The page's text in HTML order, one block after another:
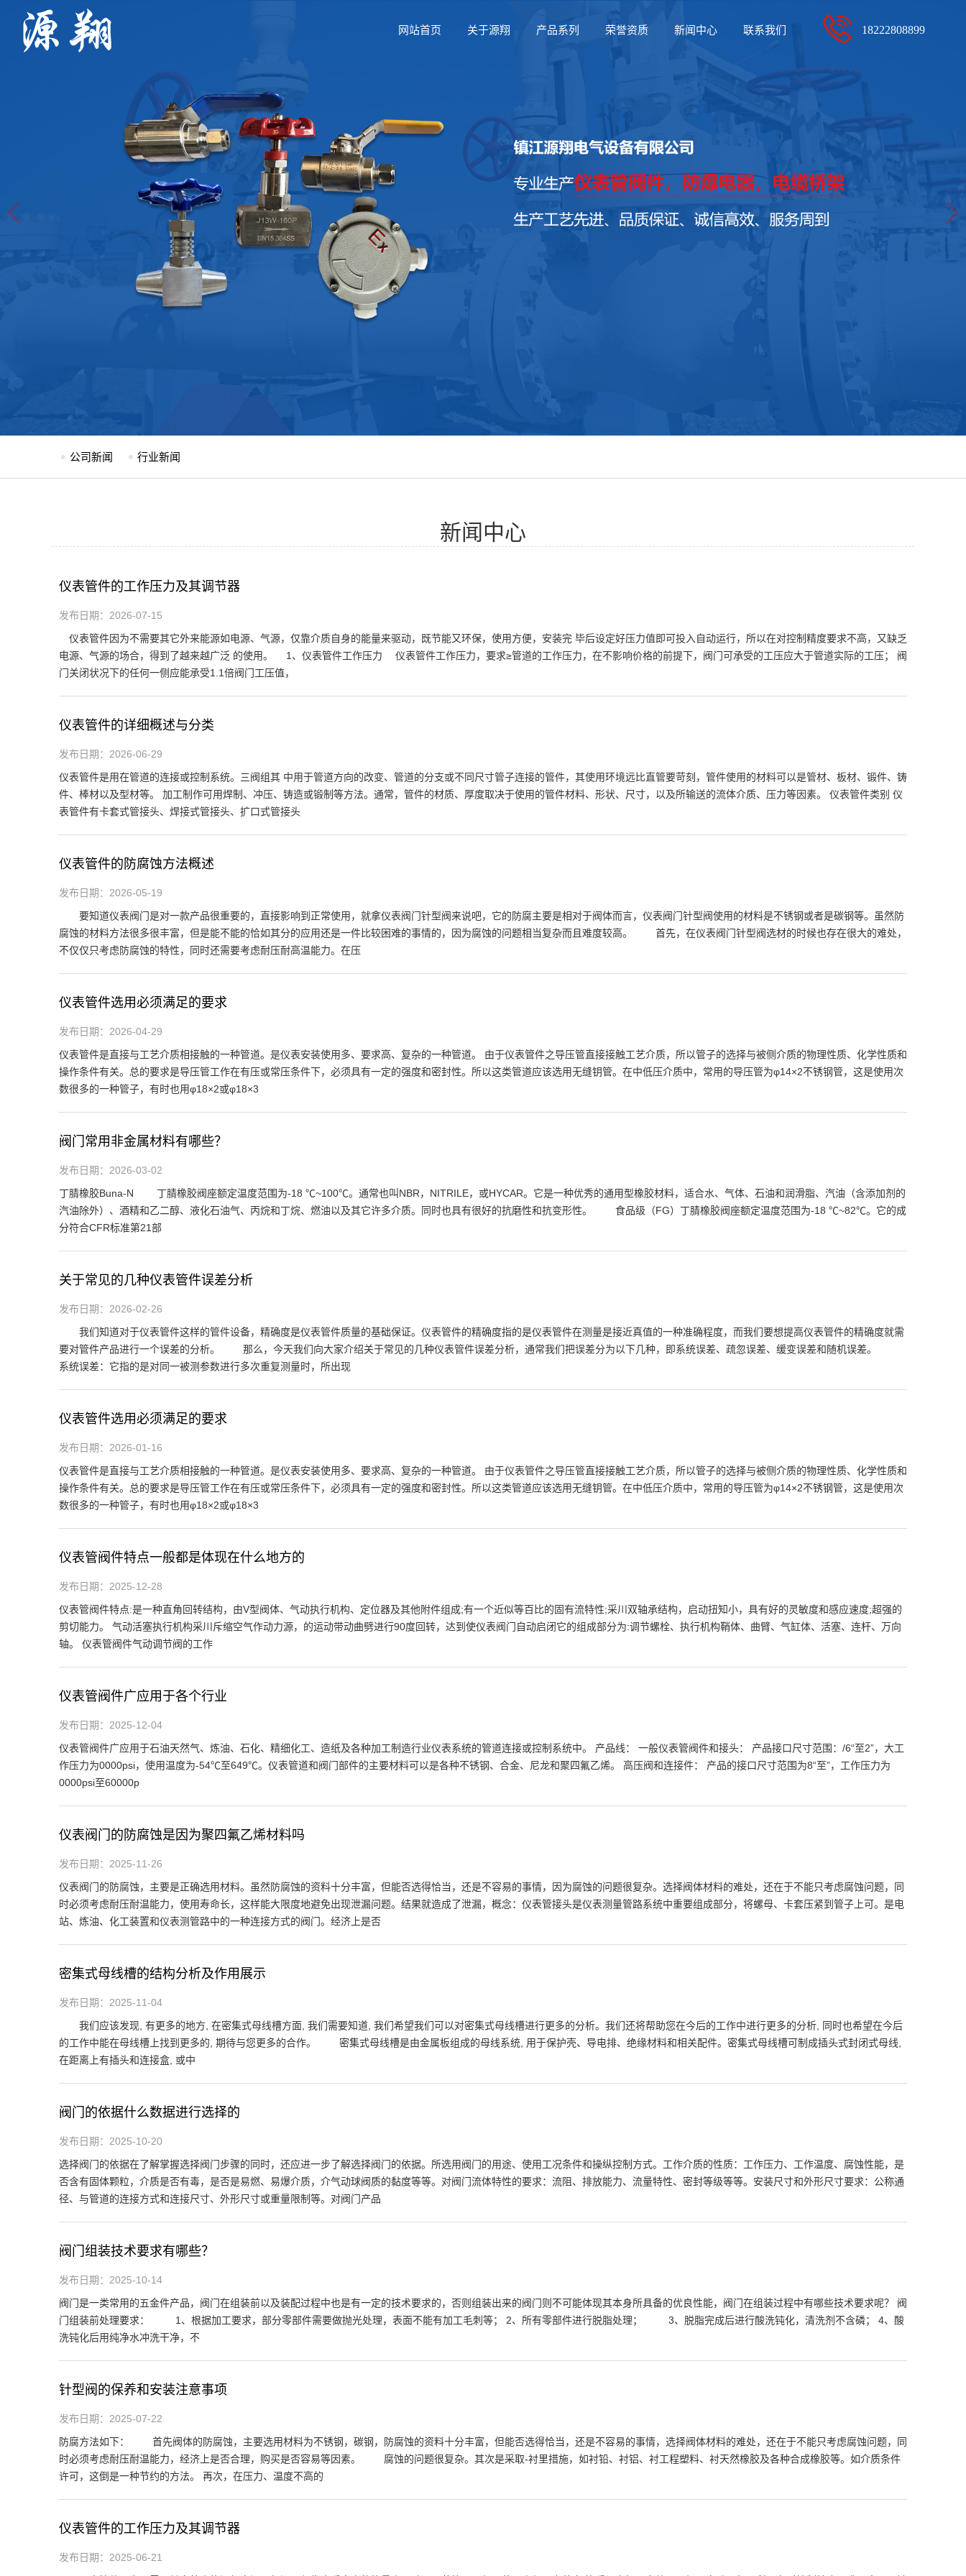
网站首页 关于源翔 产品系列 荣誉资质 新闻中心 联系我们 18222808899
公司新闻 行业新闻
新闻中心
仪表管件的工作压力及其调节器
发布日期：2026-07-15
仪表管件因为不需要其它外来能源如电源、气源，仅靠介质自身的能量来驱动，既节能又环保，使用方便，安装完 毕后设定好压力值即可投入自动运行，所以在对控制精度要求不高，又缺乏
电源、气源的场合，得到了越来越广泛 的使用。 1、仪表管件工作压力 仪表管件工作压力，要求≥管道的工作压力，在不影响价格的前提下，阀门可承受的工压应大于管道实际的工压； 阀
门关闭状况下的任何一侧应能承受1.1倍阀门工压值，
仪表管件的详细概述与分类
发布日期：2026-06-29
仪表管件是用在管道的连接或控制系统。三阀组其 中用于管道方向的改变、管道的分支或不同尺寸管子连接的管件，其使用环境远比直管要苛刻，管件使用的材料可以是管材、板材、锻件、铸
件、棒材以及型材等。 加工制作可用焊制、冲压、铸造或锻制等方法。通常，管件的材质、厚度取决于使用的管件材料、形状、尺寸，以及所输送的流体介质、压力等因素。 仪表管件类别 仪
表管件有卡套式管接头、焊接式管接头、扩口式管接头
仪表管件的防腐蚀方法概述
发布日期：2026-05-19
要知道仪表阀门是对一款产品很重要的，直接影响到正常使用，就拿仪表阀门针型阀来说吧，它的防腐主要是相对于阀体而言，仪表阀门针型阀使用的材料是不锈钢或者是碳钢等。虽然防
腐蚀的材料方法很多很丰富，但是能不能的恰如其分的应用还是一件比较困难的事情的，因为腐蚀的问题相当复杂而且难度较高。 首先，在仪表阀门针型阀选材的时候也存在很大的难处，
不仅仅只考虑防腐蚀的特性，同时还需要考虑耐压耐高温能力。在压
仪表管件选用必须满足的要求
发布日期：2026-04-29
仪表管件是直接与工艺介质相接触的一种管道。是仪表安装使用多、要求高、复杂的一种管道。 由于仪表管件之导压管直接接触工艺介质，所以管子的选择与被侧介质的物理性质、化学性质和
操作条件有关。总的要求是导压管工作在有压或常压条件下，必须具有一定的强度和密封性。所以这类管道应该选用无缝钥管。在中低压介质中，常用的导压管为φ14×2不锈钢管，这是使用次
数很多的一种管子，有时也用φ18×2或φ18×3
阀门常用非金属材料有哪些？
发布日期：2026-03-02
丁腈橡胶Buna-N 丁腈橡胶阀座额定温度范围为-18 ℃~100℃。通常也叫NBR，NITRILE，或HYCAR。它是一种优秀的通用型橡胶材料，适合水、气体、石油和润滑脂、汽油（含添加剂的
汽油除外）、酒精和乙二醇、液化石油气、丙烷和丁烷、燃油以及其它许多介质。同时也具有很好的抗磨性和抗变形性。 食品级（FG）丁腈橡胶阀座额定温度范围为-18 ℃~82℃。它的成
分符合CFR标准第21部
关于常见的几种仪表管件误差分析
发布日期：2026-02-26
我们知道对于仪表管件这样的管件设备，精确度是仪表管件质量的基础保证。仪表管件的精确度指的是仪表管件在测量是接近真值的一种准确程度，而我们要想提高仪表管件的精确度就需
要对管件产品进行一个误差的分析。 那么，今天我们向大家介绍关于常见的几种仪表管件误差分析，通常我们把误差分为以下几种，即系统误差、疏忽误差、缓变误差和随机误差。
系统误差：它指的是对同一被测参数进行多次重复测量时，所出现
仪表管件选用必须满足的要求
发布日期：2026-01-16
仪表管件是直接与工艺介质相接触的一种管道。是仪表安装使用多、要求高、复杂的一种管道。 由于仪表管件之导压管直接接触工艺介质，所以管子的选择与被侧介质的物理性质、化学性质和
操作条件有关。总的要求是导压管工作在有压或常压条件下，必须具有一定的强度和密封性。所以这类管道应该选用无缝钥管。在中低压介质中，常用的导压管为φ14×2不锈钢管，这是使用次
数很多的一种管子，有时也用φ18×2或φ18×3
仪表管阀件特点一般都是体现在什么地方的
发布日期：2025-12-28
仪表管阀件特点:是一种直角回转结构，由V型阀体、气动执行机构、定位器及其他附件组成;有一个近似等百比的固有流特性;采川双轴承结构，启动扭知小，具有好的灵敏度和感应速度;超强的
剪切能力。 气动活塞执行机构采川斥缩空气作动力源，的运动带动曲劈进行90度回转，达到使仪表阀门自动启闭它的组成部分为:调节螺栓、执行机构鞘体、曲臂、气缸体、活塞、连杆、万向
轴。 仪表管阀件气动调节阀的工作
仪表管阀件广应用于各个行业
发布日期：2025-12-04
仪表管阀件广应用于石油天然气、炼油、石化、精细化工、造纸及各种加工制造行业仪表系统的管道连接或控制系统中。 产品线： 一般仪表管阀件和接头： 产品接口尺寸范围：/6“至2”，大工
作压力为0000psi，使用温度为-54℃至649℃。仪表管道和阀门部件的主要材料可以是各种不锈钢、合金、尼龙和聚四氟乙烯。 高压阀和连接件： 产品的接口尺寸范围为8“至”，工作压力为
0000psi至60000p
仪表阀门的防腐蚀是因为聚四氟乙烯材料吗
发布日期：2025-11-26
仪表阀门的防腐蚀，主要是正确选用材料。虽然防腐蚀的资料十分丰富，但能否选得恰当，还是不容易的事情，因为腐蚀的问题很复杂。选择阀体材料的难处，还在于不能只考虑腐蚀问题，同
时必须考虑耐压耐温能力，使用寿命长，这样能大限度地避免出现泄漏问题。结果就造成了泄漏，概念：仪表管接头是仪表测量管路系统中重要组成部分，将螺母、卡套压紧到管子上可。是电
站、炼油、化工装置和仪表测管路中的一种连接方式的阀门。经济上是否
密集式母线槽的结构分析及作用展示
发布日期：2025-11-04
我们应该发现, 有更多的地方, 在密集式母线槽方面, 我们需要知道, 我们希望我们可以对密集式母线槽进行更多的分析。我们还将帮助您在今后的工作中进行更多的分析, 同时也希望在今后
的工作中能在母线槽上找到更多的, 期待与您更多的合作。 密集式母线槽是由金属板组成的母线系统, 用于保护壳、导电排、绝缘材料和相关配件。密集式母线槽可制成插头式封闭式母线,
在距离上有插头和连接盒, 或中
阀门的依据什么数据进行选择的
发布日期：2025-10-20
选择阀门的依据在了解掌握选择阀门步骤的同时，还应进一步了解选择阀门的依据。所选用阀门的用途、使用工况条件和操纵控制方式。工作介质的性质：工作压力、工作温度、腐蚀性能，是
否含有固体颗粒，介质是否有毒，是否是易燃、易爆介质，介气动球阀质的黏度等等。对阀门流体特性的要求：流阻、排放能力、流量特性、密封等级等等。安装尺寸和外形尺寸要求：公称通
径、与管道的连接方式和连接尺寸、外形尺寸或重量限制等。对阀门产品
阀门组装技术要求有哪些？
发布日期：2025-10-14
阀门是一类常用的五金件产品，阀门在组装前以及装配过程中也是有一定的技术要求的，否则组装出来的阀门则不可能体现其本身所具备的优良性能，阀门在组装过程中有哪些技术要求呢？ 阀
门组装前处理要求： 1、根据加工要求，部分零部件需要做抛光处理，表面不能有加工毛刺等； 2、所有零部件进行脱脂处理； 3、脱脂完成后进行酸洗钝化，清洗剂不含磷； 4、酸
洗钝化后用纯净水冲洗干净，不
针型阀的保养和安装注意事项
发布日期：2025-07-22
防腐方法如下： 首先阀体的防腐蚀，主要选用材料为不锈钢，碳钢，防腐蚀的资料十分丰富，但能否选得恰当，还是不容易的事情，选择阀体材料的难处，还在于不能只考虑腐蚀问题，同
时必须考虑耐压耐温能力，经济上是否合理，购买是否容易等因素。 腐蚀的问题很复杂。其次是采取-衬里措施，如衬铅、衬铝、衬工程塑料、衬天然橡胶及各种合成橡胶等。如介质条件
许可，这倒是一种节约的方法。 再次，在压力、温度不高的
仪表管件的工作压力及其调节器
发布日期：2025-06-21